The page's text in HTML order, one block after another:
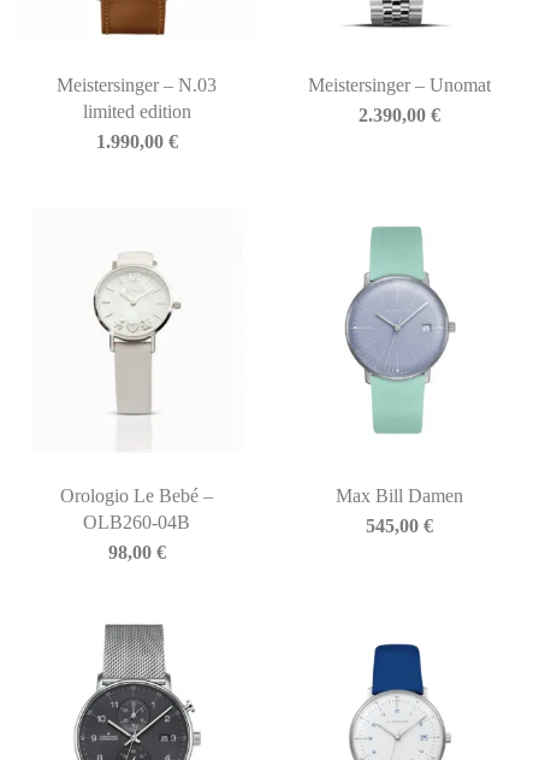
Meistersinger – N.03
limited edition
1.990,00 €
Meistersinger – Unomat
2.390,00€
Orologio Le Bebé –
OLB260-04B
98,00 €
Max Bill Damen
545,00€